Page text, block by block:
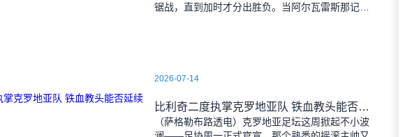
锯战，直到加时才分出胜负。当阿尔瓦雷斯那记弧
2026-07-14
比利奇二度执掌克罗地亚队 铁血教头能否延续格子军团辉煌？
（萨格勒布路透电）克罗地亚足坛这周掀起不小波